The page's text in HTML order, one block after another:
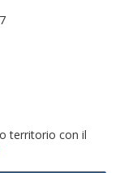
territorio con il